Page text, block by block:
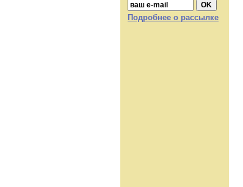
Подробнее о рассылке